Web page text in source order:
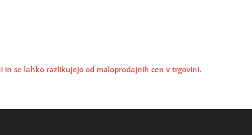
se lahko razlikujejo od maloprodajnih cen v trgovini.